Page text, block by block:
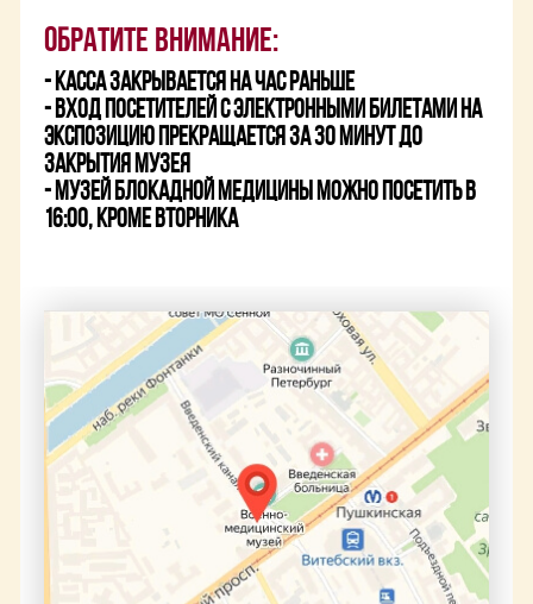
Обратите внимание:
- Касса закрывается на час раньше
- Вход посетителей с электронными билетами на
экспозицию прекращается за 30 минут до
закрытия музея
- Музей блокадной медицины можно посетить в
16:00, кроме вторника